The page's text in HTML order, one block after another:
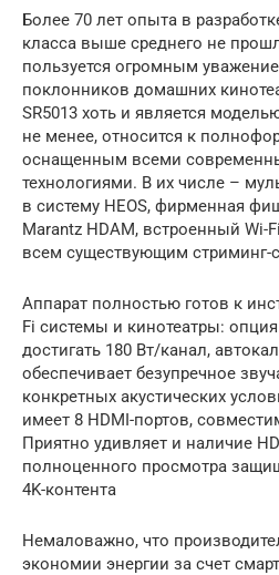
Более 70 лет опыта в
класса выше среднего не
пользуется огромным
поклонников домашних
SR5013 хоть и является
не менее, относится к
оснащенным всеми
технологиями. В их числе –
в систему HEOS, фирменная
Marantz HDAM, встроенный Wi-
всем существующим стриминг-
Аппарат полностью готов к
Fi системы и кинотеатры:
достигать 180 Вт/канал,
обеспечивает безупречное
конкретных акустических
имеет 8 HDMI-портов,
Приятно удивляет и наличие
полноценного просмотра
4K-контента
Немаловажно, что
экономии энергии за счет